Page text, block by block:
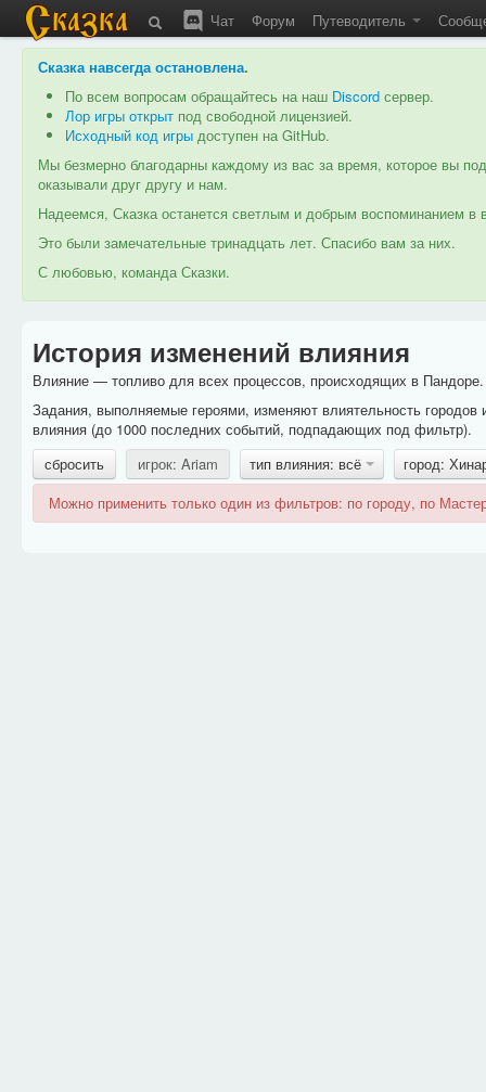
Чат Форум Путеводитель
Сказка навсегда остановлена.
По всем вопросам обращайтесь на наш Discord сервер.
Лор игры открыт под свободной лицензией.
Исходный код игры доступен на GitHub.
Мы безмерно благодарны каждому из вас за время, которое вы
оказывали друг другу и нам.
Надеемся, Сказка останется светлым и добрым воспоминанием
Это были замечательные тринадцать лет. Спасибо вам за них.
С любовью, команда Сказки.
История изменений влияния
Влияние — топливо для всех процессов, происходящих в
Задания, выполняемые героями, изменяют влиятельность
влияния (до 1000 последних событий, подпадающих под фильтр).
сбросить
игрок: Ariam тип влияния: всё
город:
Можно применить только один из фильтров: по городу, по